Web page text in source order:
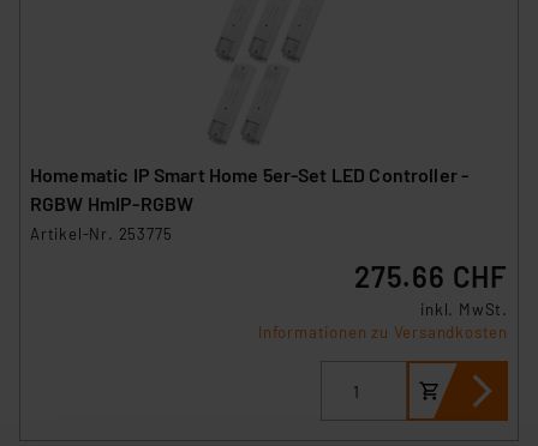
Homematic IP Smart Home 5er-Set LED Controller -
RGBW HmIP-RGBW
Artikel-Nr. 253775
275.66 CHF
inkl. MwSt.
Informationen zu Versandkosten